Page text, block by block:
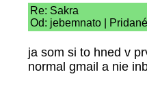
Re: Sakra
Od: jebemnato |
ja som si to hned v
normal gmail a nie